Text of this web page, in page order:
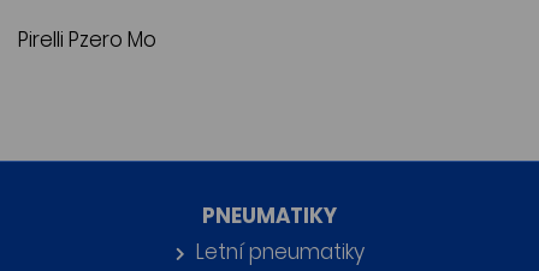
Pirelli Pzero Mo
PNEUMATIKY
Letní pneumatiky